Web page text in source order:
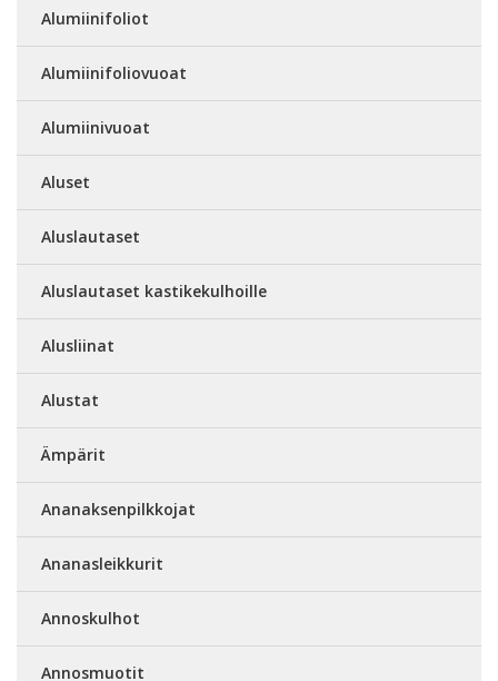
Alumiinifoliot
Alumiinifoliovuoat
Alumiinivuoat
Aluset
Aluslautaset
Aluslautaset kastikekulhoille
Alusliinat
Alustat
Ämpärit
Ananaksenpilkkojat
Ananasleikkurit
Annoskulhot
Annosmuotit